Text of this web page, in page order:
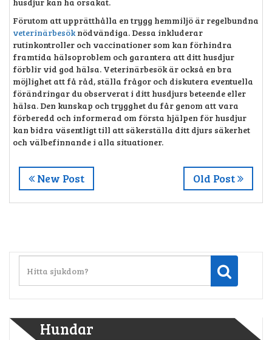
husdjur kan ha orsakat.
Förutom att upprätthålla en trygg hemmiljö är regelbundna
veterinärbesöknödvändiga. Dessa inkluderar
rutinkontroller och vaccinationer som kan förhindra
framtida hälsoproblem och garantera att ditt husdjur
förblir vid god hälsa. Veterinärbesök är också en bra
möjlighet att få råd, ställa frågor och diskutera eventuella
förändringar du observerat i ditt husdjurs beteende eller
hälsa. Den kunskap och trygghet du får genom att vara
förberedd och informerad om första hjälpen för husdjur
kan bidra väsentligt till att säkerställa ditt djurs säkerhet
och välbefinnande i alla situationer.
New Post Old Post
Hundar